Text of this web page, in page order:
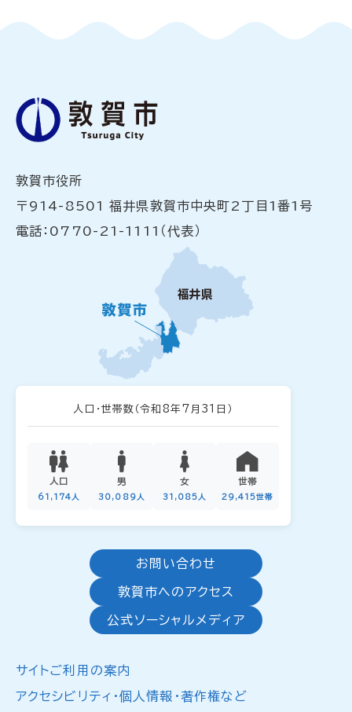
敦賀市役所
〒914-8501 福井県敦賀市中央町2丁目1番1号
電話：0770-21-1111（代表）
人口・世帯数 （令和8年7月31日）
人口
61,174人
男
30,089人
女
31,085人
世帯
29,415世帯
お問い合わせ
敦賀市へのアクセス
公式ソーシャルメディア
サイトご利用の案内
アクセシビリティ・個人情報・著作権など